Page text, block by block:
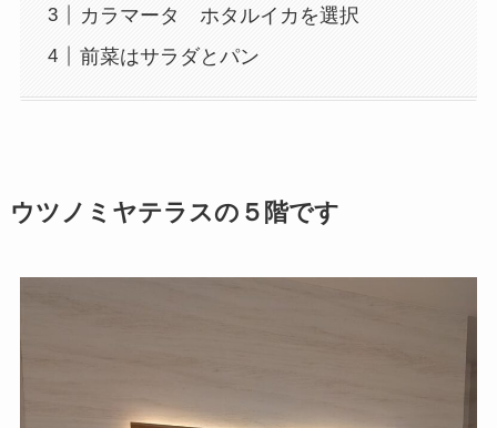
カラマータ ホタルイカを選択
前菜はサラダとパン
ウツノミヤテラスの５階です